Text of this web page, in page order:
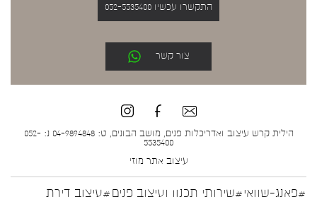
התקשרו עכשיו 052-5535400
צור קשר
הילית קרש עיצוב ואדריכלות פנים, מושב הבונים, ט: 04-9894848 נ: 052-
5535400
עיצוב אתר מוזי
#פאנג-שוואי#שירותי תכנון ועיצוב פנים#עיצוב דירת